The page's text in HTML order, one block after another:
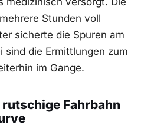
Stunden voll
sicherte die Spuren am
sind die Ermittlungen zum
im Gange.
Fahrbahn